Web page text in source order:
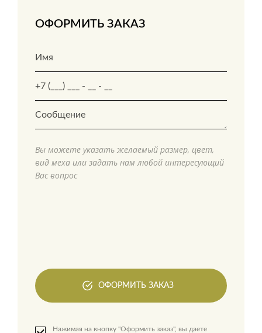
ОФОРМИТЬ ЗАКАЗ
Вы можете указать желаемый размер, цвет,
вид меха или задать нам любой интересующий
Вас вопрос
ОФОРМИТЬ ЗАКАЗ
Нажимая на кнопку "Оформить заказ", вы даете